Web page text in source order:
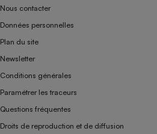
Nous contacter
Données personnelles
Plan du site
Newsletter
Conditions générales
Paramétrer les traceurs
Questions fréquentes
Droits de reproduction et de diffusion